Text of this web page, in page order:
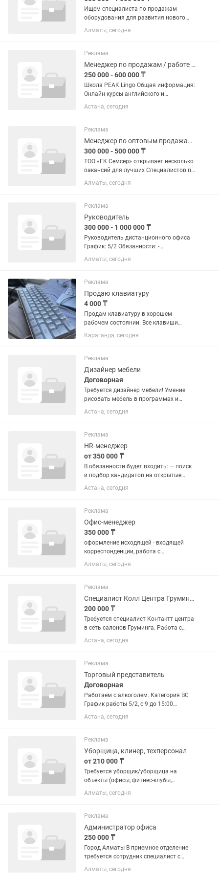
Ищем специалиста по продажам
оборудования для развития нового
направления в Казахстане. Вакансия
для тех, кто любит активные продажи и
Алматы, сегодня
Реклама
Менеджер по продажам / работе с клиентами в языковую школу PEAK Lingo
250 000 - 600 000 ₸
Школа PEAK Lingo Общая информация:
Онлайн курсы английского и
казахского языка с коучинговым
подходом Заявки по Казахстану, от 10
Hollyhop Имеется лицензионная...
Астана, сегодня
Реклама
Менеджер по оптовым продажам металлопроката
300 000 - 500 000 ₸
ТОО «ГК Семсер» открывает несколько
вакансий для лучших Специалистов по
продажам металлопроката. Звесдам
продаж (при выполнении плана) мы
средний по рынку, стабильное...
Алматы, сегодня
Реклама
Руководитель
300 000 - 1 000 000 ₸
Руководитель дистанционного офиса
График: 5/2 Обязанности: -
Руководство менеджерами и онлайн-
рекрутерами; - Контроль выполнения
результатов; - Подсчёт KPI и...
Алматы, сегодня
Реклама
Продаю клавиатуру
4 000 ₸
Продам клавиатуру в хорошем
рабочем состоянии. Все клавиши
работают исправно, пользоваться
удобно. Отлично подойдет для дома,
дефектов, подключается без проблем.
💰...
Караганда, сегодня
Реклама
Дизайнер мебели
Договорная
Требуется дизайнер мебели! Умение
рисовать мебель в программах и
продавать! Требование:
профессионализм, знание основ
коллективе! С вас замер, просчет,
проект и...
Астана, сегодня
Реклама
HR-менеджер
от 350 000 ₸
В обязанности будет входить: — поиск
и подбор кандидатов на открытые
вакансии; — проведение первичных
собеседований; — общение с
кандидатов на этапе отбора; Всему...
Астана, сегодня
Реклама
Офис-менеджер
350 000 ₸
оформление исходящей - входящей
корреспонденции, работа с
телефонными звонками, работа с
сайтом мороженого, оформление
Национальном каталогом товаров РК
умение работать...
Алматы, сегодня
Реклама
Специалист Колл Центра Груминга
200 000 ₸
Требуется специалист Контактт центра
в сеть салонов Груминга. Работа с
клиентской базой по телефону и
компьютеру. График работы 4/3
Астана, сегодня
Реклама
Торговый представитель
Договорная
Работаем с алкоголем. Категория ВС
График работы 5/2, с 9 до 15:00
(примерно) В офис приезжать каждый
день не надо, только на собрание 1 раз
официальное, если у вас счета в...
Астана, сегодня
Реклама
Уборщица, клинер, техперсонал
от 210 000 ₸
Требуется уборщик/уборщица на
объекты (офисы, фитнес-клубы,
торговые помещения). Требования: •
Ответственность и пунктуальность. •
работать и зарабатывать. • Опыт в...
Алматы, сегодня
Реклама
Администратор офиса
250 000 ₸
Город Алматы В приемное отделение
требуется сотрудник специалист с
навыками АДМИНСТРАТОРА,по
договору График работы: 9:00-18:00
Алматы, сегодня